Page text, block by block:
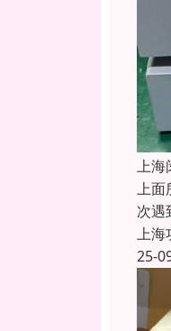
上海
上面
次遇
上海
25-